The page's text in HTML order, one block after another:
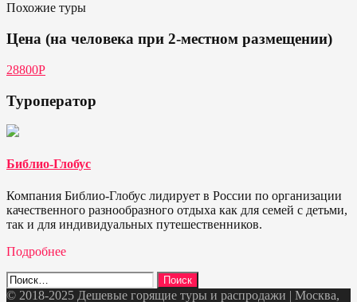
Похожие туры
Цена (на человека при 2-местном размещении)
28800Р
Туроператор
Библио-Глобус
Компания Библио-Глобус лидирует в России по организации
качественного разнообразного отдыха как для семей с детьми,
так и для индивидуальных путешественников.
Подробнее
Найти:
© 2018-2025 Дешевые горящие туры и распродажи | Москва,